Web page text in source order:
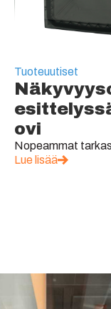
Tuoteuutiset
ovi
Nopeammat
Lue lisää